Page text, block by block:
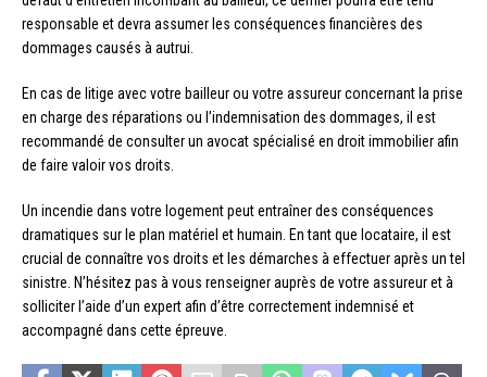
responsable et devra assumer les conséquences financières des
dommages causés à autrui.
En cas de litige avec votre bailleur ou votre assureur concernant la prise
en charge des réparations ou l’indemnisation des dommages, il est
recommandé de consulter un avocat spécialisé en droit immobilier afin
de faire valoir vos droits.
Un incendie dans votre logement peut entraîner des conséquences
dramatiques sur le plan matériel et humain. En tant que locataire, il est
crucial de connaître vos droits et les démarches à effectuer après un tel
sinistre. N’hésitez pas à vous renseigner auprès de votre assureur et à
solliciter l’aide d’un expert afin d’être correctement indemnisé et
accompagné dans cette épreuve.